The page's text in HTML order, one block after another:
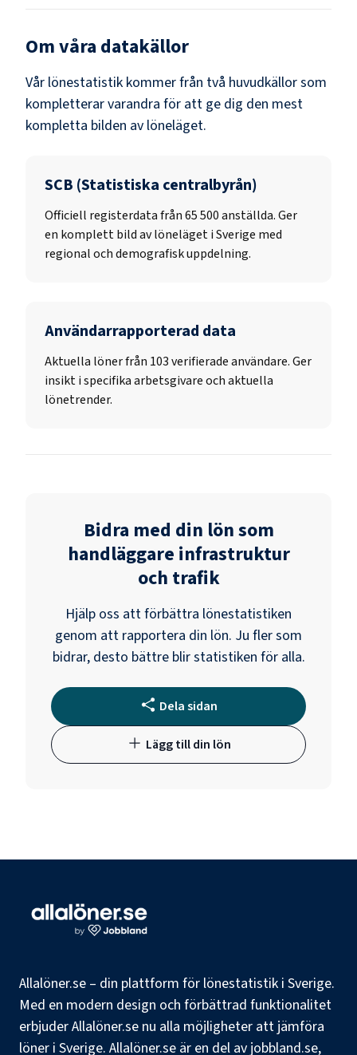
Om våra datakällor
Vår lönestatistik kommer från två huvudkällor som
kompletterar varandra för att ge dig den mest
kompletta bilden av löneläget.
SCB (Statistiska centralbyrån)
Officiell registerdata från65 500anställda. Ger
en komplett bild av löneläget i Sverige med
regional och demografisk uppdelning.
Användarrapporterad data
Aktuella löner från 103 verifierade användare. Ger
insikt i specifika arbetsgivare och aktuella
lönetrender.
Bidra med din lön som
handläggare infrastruktur
och trafik
Hjälp oss att förbättra lönestatistiken
genom att rapportera din lön. Ju fler som
bidrar, desto bättre blir statistiken för alla.
Dela sidan
Lägg till din lön
Allalöner.se – din plattform för lönestatistik i Sverige.
Med en modern design och förbättrad funktionalitet
erbjuder Allalöner.se nu alla möjligheter att jämföra
löner i Sverige. Allalöner.se är en del av jobbland.se,